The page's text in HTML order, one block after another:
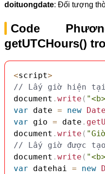
doituongdate: Đối tượng
Code
getUTCHours()
<script>
// Lấy giờ hiện tại
document . write (
var date = new Date
var gio = date .
document . write (
// Lấy giờ được
document . write (
var datehai = new